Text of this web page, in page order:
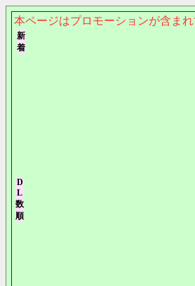
本ページはプロモーションが含まれ